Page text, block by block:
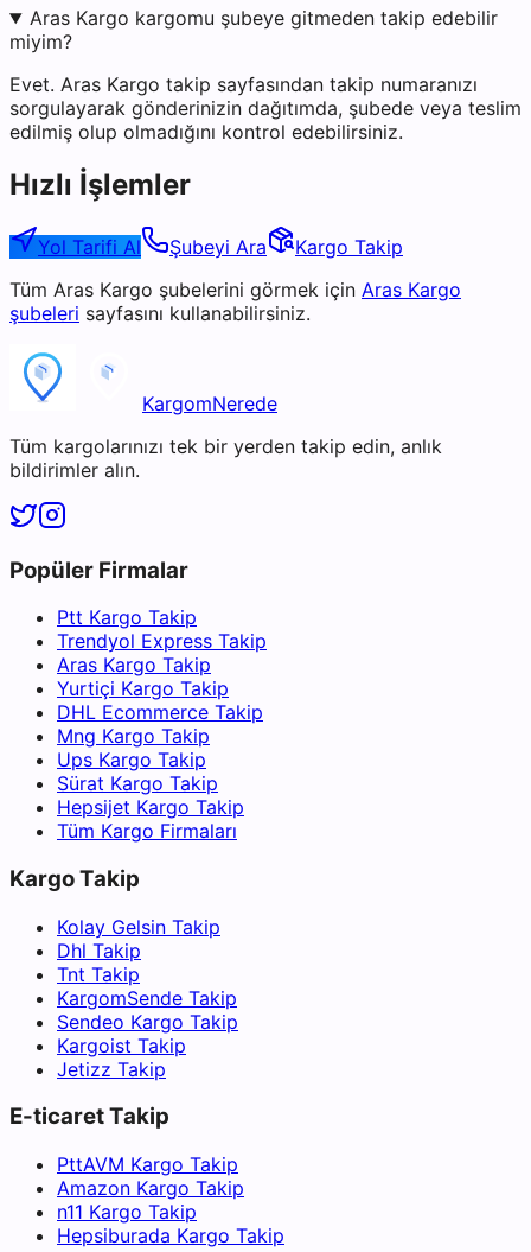
Aras Kargo kargomu şubeye gitmeden takip edebilir
miyim?
Evet. Aras Kargo takip sayfasından takip numaranızı
sorgulayarak gönderinizin dağıtımda, şubede veya teslim
edilmiş olup olmadığını kontrol edebilirsiniz.
Hızlı İşlemler
Yol Tarifi Al Şubeyi Ara
Kargo Takip
Tüm Aras Kargo şubelerini görmek için Aras Kargo
şubeleri sayfasını kullanabilirsiniz.
KargomNerede
Tüm kargolarınızı tek bir yerden takip edin, anlık
bildirimler alın.
Popüler Firmalar
Ptt Kargo Takip
Trendyol Express Takip
Aras Kargo Takip
Yurtiçi Kargo Takip
DHL Ecommerce Takip
Mng Kargo Takip
Ups Kargo Takip
Sürat Kargo Takip
Hepsijet Kargo Takip
Tüm Kargo Firmaları
Kargo Takip
Kolay Gelsin Takip
Dhl Takip
Tnt Takip
KargomSende Takip
Sendeo Kargo Takip
Kargoist Takip
Jetizz Takip
E-ticaret Takip
PttAVM Kargo Takip
Amazon Kargo Takip
n11 Kargo Takip
Hepsiburada Kargo Takip